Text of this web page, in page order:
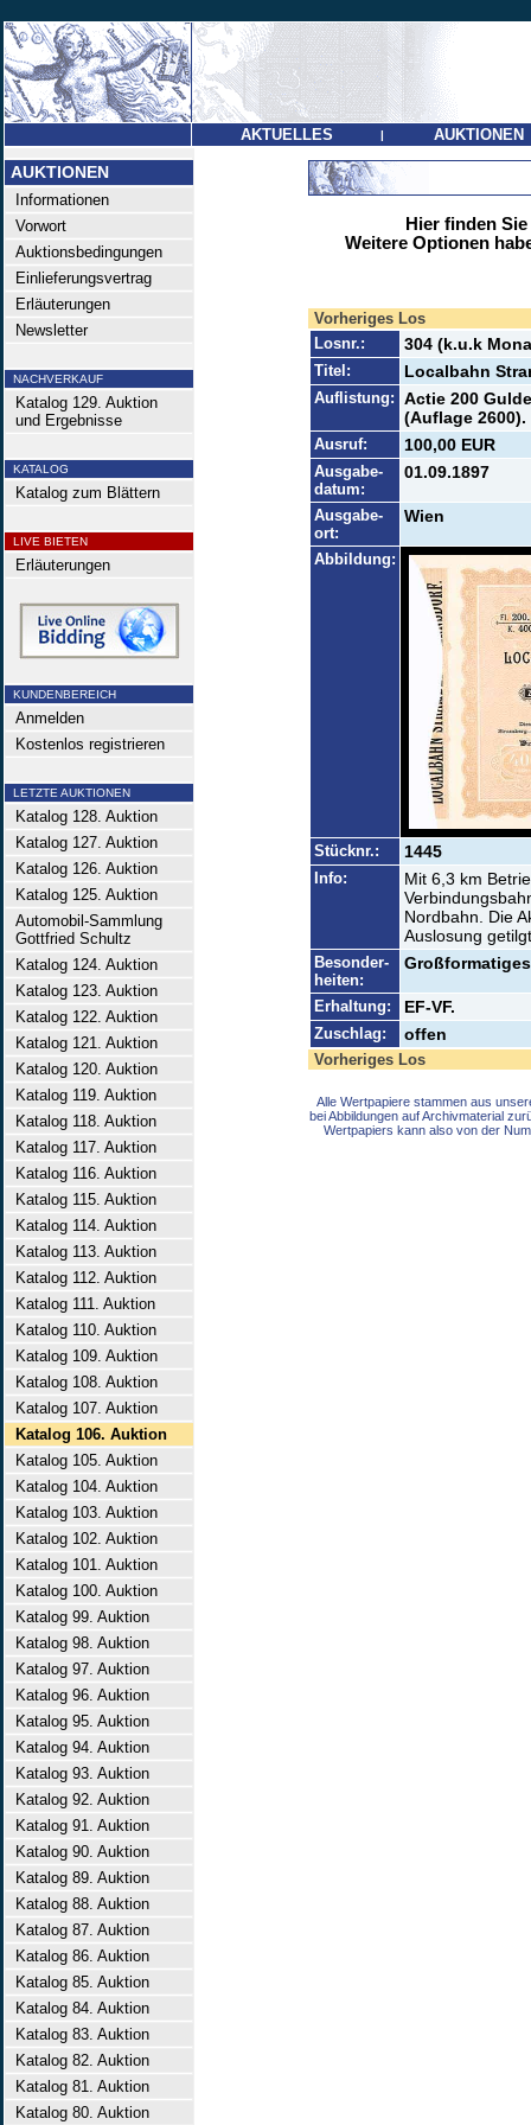
AKTUELLES | AUKTIONEN
AUKTIONEN
Informationen
Vorwort
Auktionsbedingungen
Einlieferungsvertrag
Erläuterungen
Newsletter
NACHVERKAUF
Katalog 129. Auktion
und Ergebnisse
KATALOG
Katalog zum Blättern
LIVE BIETEN
Erläuterungen
KUNDENBEREICH
Anmelden
Kostenlos registrieren
LETZTE AUKTIONEN
Katalog 128. Auktion
Katalog 127. Auktion
Katalog 126. Auktion
Katalog 125. Auktion
Automobil-Sammlung
Gottfried Schultz
Katalog 124. Auktion
Katalog 123. Auktion
Katalog 122. Auktion
Katalog 121. Auktion
Katalog 120. Auktion
Katalog 119. Auktion
Katalog 118. Auktion
Katalog 117. Auktion
Katalog 116. Auktion
Katalog 115. Auktion
Katalog 114. Auktion
Katalog 113. Auktion
Katalog 112. Auktion
Katalog 111. Auktion
Katalog 110. Auktion
Katalog 109. Auktion
Katalog 108. Auktion
Katalog 107. Auktion
Katalog 106. Auktion
Katalog 105. Auktion
Katalog 104. Auktion
Katalog 103. Auktion
Katalog 102. Auktion
Katalog 101. Auktion
Katalog 100. Auktion
Katalog 99. Auktion
Katalog 98. Auktion
Katalog 97. Auktion
Katalog 96. Auktion
Katalog 95. Auktion
Katalog 94. Auktion
Katalog 93. Auktion
Katalog 92. Auktion
Katalog 91. Auktion
Katalog 90. Auktion
Katalog 89. Auktion
Katalog 88. Auktion
Katalog 87. Auktion
Katalog 86. Auktion
Katalog 85. Auktion
Katalog 84. Auktion
Katalog 83. Auktion
Katalog 82. Auktion
Katalog 81. Auktion
Katalog 80. Auktion
Hier finden
Weitere Optionen
Vorheriges Los
Losnr.:
304 (k.u.k
Titel: Localbahn
Auflistung: Actie 200
(Auflage 2600).
Ausruf: 100,00 EUR
Ausgabe-
datum:
01.09.1897
Ausgabe-
ort:
Wien
Abbildung:
Stücknr.: 1445
Info:
Mit 6,3 km
Nordbahn. Die
Auslosung
Besonder-
heiten:
Erhaltung: EF-VF.
Zuschlag: offen
Vorheriges Los
Alle Wertpapiere stammen aus
bei Abbildungen auf Archivmaterial
Wertpapiers kann also von der